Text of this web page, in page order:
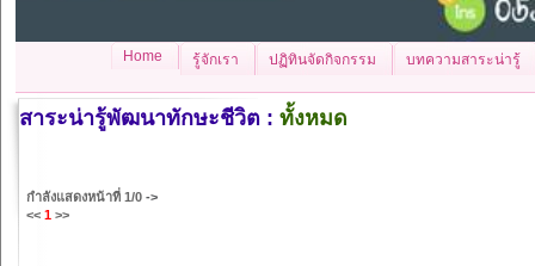
Home รู้จักเรา ปฏิทินจัดกิจกรรม บทความสาระน่ารู้
สาระน่ารู้พัฒนาทักษะชีวิต : ทั้งหมด
กำลังแสดงหน้าที่ 1/0 ->
<< 1 >>